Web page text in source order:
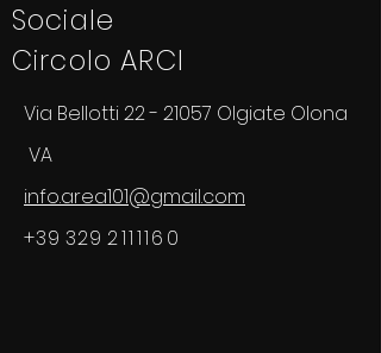
Sociale
Circolo ARCI
Via Bellotti 22 - 21057 Olgiate Olona
VA
info.area101@gmail.com
+39 3292111160